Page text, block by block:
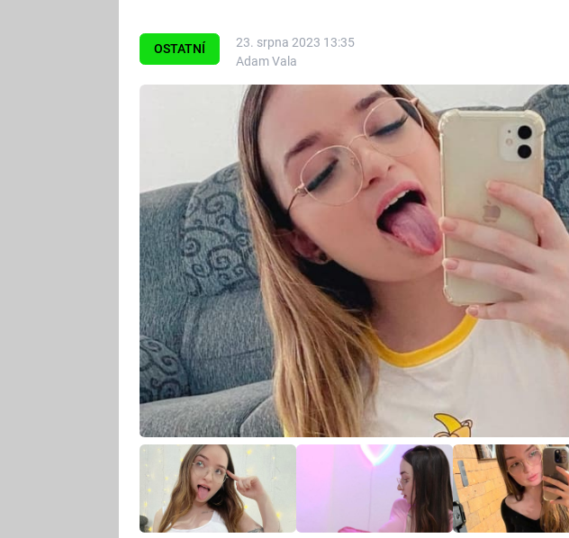
OSTATNÍ
23. srpna 2023 13:35
Adam Vala